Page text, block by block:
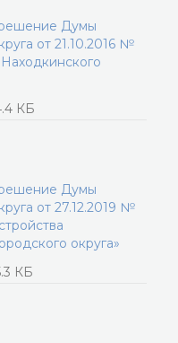
Думы
от 21.10.2016 №
КБ
Думы
от 27.12.2019 №
округа»
КБ